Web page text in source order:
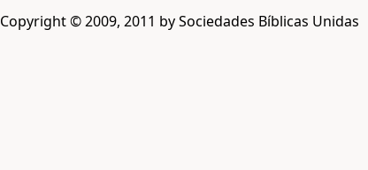
Copyright © 2009, 2011 by Sociedades Bíblicas Unidas